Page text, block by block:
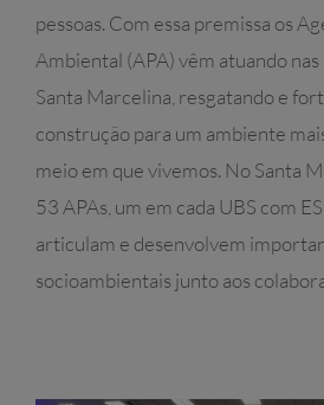
pessoas. Com essa premissa os
Ambiental (APA) vêm atuando nas
Santa Marcelina, resgatando e
construção para um ambiente
meio em que vivemos. No Santa
53 APAs, um em cada UBS com
articulam e desenvolvem
socioambientais junto aos